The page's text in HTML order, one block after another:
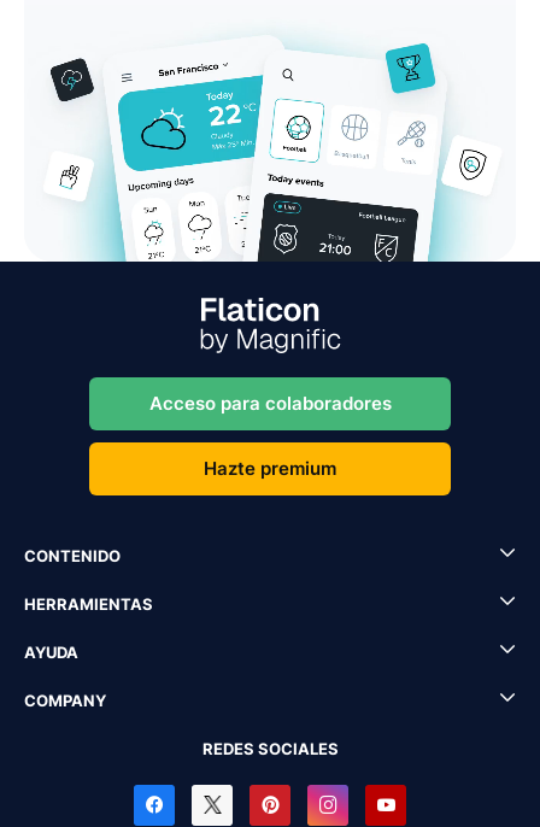
Acceso para colaboradores
Hazte premium
CONTENIDO
HERRAMIENTAS
AYUDA
COMPANY
REDES SOCIALES